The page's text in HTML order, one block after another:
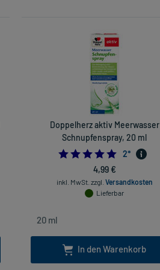
Doppelherz aktiv Meerwasser
Schnupfenspray, 20 ml
5.0
2*
4,99 €
inkl. MwSt. zzgl. Versandkosten
Lieferbar
In den Warenkorb